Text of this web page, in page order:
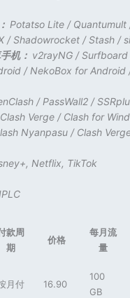
Potatso Lite/ Quantumult
/Shadowrocket/Stash/
机： v2rayNG/Surfboard
/ NekoBox for Android
/ PassWall2/
Clash Verge/ Clash for
Nyanpasu/ Clash
, Netflix, TikTok
IPLC
款周
期
价格
每月流
量
月付 16.90
100
GB